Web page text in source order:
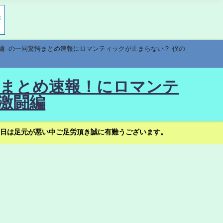
の一同驚愕まとめ速報にロマンティックが止まらない？-僕の
とめ速報！にロマンテ
闘編
足元が悪い中ご足労頂き誠に有難うございます。